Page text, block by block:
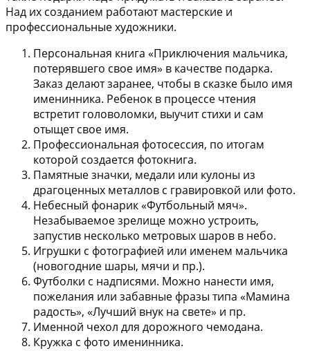
Над их созданием работают мастерские и
профессиональные художники.
Персональная книга «Приключения мальчика,
потерявшего свое имя» в качестве подарка.
Заказ делают заранее, чтобы в сказке было имя
именинника. Ребенок в процессе чтения
встретит головоломки, выучит стихи и сам
отыщет свое имя.
Профессиональная фотосессия, по итогам
которой создается фотокнига.
Памятные значки, медали или кулоны из
драгоценных металлов с гравировкой или фото.
Небесный фонарик «Футбольный мяч».
Незабываемое зрелище можно устроить,
запустив несколько метровых шаров в небо.
Игрушки с фотографией или именем мальчика
(новогодние шары, мячи и пр.).
Футболки с надписями. Можно нанести имя,
пожелания или забавные фразы типа «Мамина
радость», «Лучший внук на свете» и пр.
Именной чехол для дорожного чемодана.
Кружка с фото именинника.